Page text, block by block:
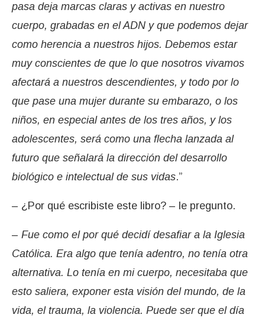
pasa deja marcas claras y activas en nuestro
cuerpo, grabadas en el ADN y que podemos dejar
como herencia a nuestros hijos. Debemos estar
muy conscientes de que lo que nosotros vivamos
afectará a nuestros descendientes, y todo por lo
que pase una mujer durante su embarazo, o los
niños, en especial antes de los tres años, y los
adolescentes, será como una flecha lanzada al
futuro que señalará la dirección del desarrollo
biológico e intelectual de sus vidas.”
– ¿Por qué escribiste este libro? – le pregunto.
– Fue como el por qué decidí desafiar a la Iglesia
Católica. Era algo que tenía adentro, no tenía otra
alternativa. Lo tenía en mi cuerpo, necesitaba que
esto saliera, exponer esta visión del mundo, de la
vida, el trauma, la violencia. Puede ser que el día